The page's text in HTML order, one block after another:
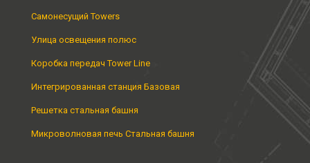
Самонесущий Towers
Улица освещения полюс
Коробка передач Tower Line
Интегрированная станция Базовая
Решетка стальная башня
Микроволновая печь Стальная башня